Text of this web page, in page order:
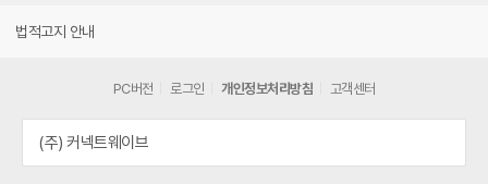
법적고지 안내
PC버전 로그인 개인정보처리방침 고객센터
(주) 커넥트웨이브